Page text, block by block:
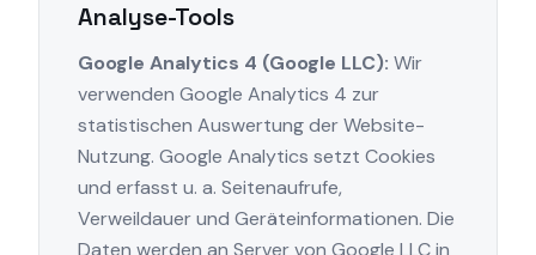
Analyse-Tools
Google Analytics 4 (Google LLC): Wir
verwenden Google Analytics 4 zur
statistischen Auswertung der Website-
Nutzung. Google Analytics setzt Cookies
und erfasst u. a. Seitenaufrufe,
Verweildauer und Geräteinformationen. Die
Daten werden an Server von Google LLC in